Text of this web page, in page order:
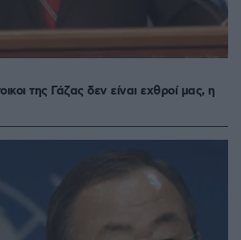
της Γάζας δεν είναι εχθροί μας, η